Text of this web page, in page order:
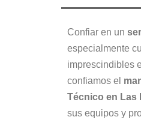
Confiar en un
especialmente
imprescindibles
confiamos el
Técnico en Las
sus equipos y